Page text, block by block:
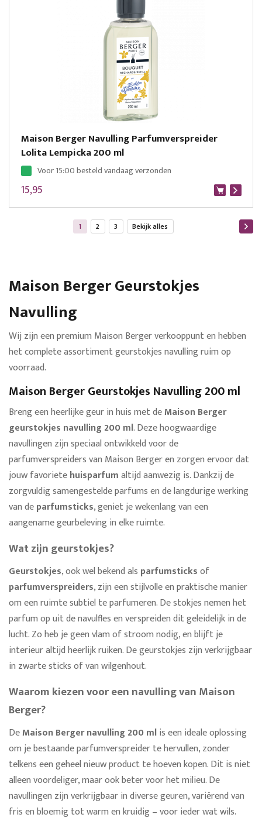
Maison Berger Navulling Parfumverspreider
Lolita Lempicka 200 ml
Voor 15:00 besteld vandaag verzonden
15,95
U lees momenteel pagina
1 Pagina
2 Pagina
3 Bekijk alles
Bekijk alles
Maison Berger Geurstokjes
Navulling
Wij zijn een premium Maison Berger verkooppunt en hebben
het complete assortiment geurstokjes navulling ruim op
voorraad.
Maison Berger Geurstokjes Navulling 200 ml
Breng een heerlijke geur in huis met deMaison Berger
geurstokjes navulling 200 ml. Deze hoogwaardige
navullingen zijn speciaal ontwikkeld voor de
parfumverspreiders van Maison Berger en zorgen ervoor dat
jouw favorietehuisparfumaltijd aanwezig is. Dankzij de
zorgvuldig samengestelde parfums en de langdurige werking
van deparfumsticks, geniet je wekenlang van een
aangename geurbeleving in elke ruimte.
Wat zijn geurstokjes?
Geurstokjes, ook wel bekend als parfumsticksof
parfumverspreiders, zijn een stijlvolle en praktische manier
om een ruimte subtiel te parfumeren. De stokjes nemen het
parfum op uit de navulfles en verspreiden dit geleidelijk in de
lucht. Zo heb je geen vlam of stroom nodig, en blijft je
interieur altijd heerlijk ruiken. De geurstokjes zijn verkrijgbaar
in zwarte sticks of van wilgenhout.
Waarom kiezen voor een navulling van Maison
Berger?
DeMaison Berger navulling 200 mlis een ideale oplossing
om je bestaande parfumverspreider te hervullen, zonder
telkens een geheel nieuw product te hoeven kopen. Dit is niet
alleen voordeliger, maar ook beter voor het milieu. De
navullingen zijn verkrijgbaar in diverse geuren, variërend van
fris en bloemig tot warm en kruidig – voor ieder wat wils.